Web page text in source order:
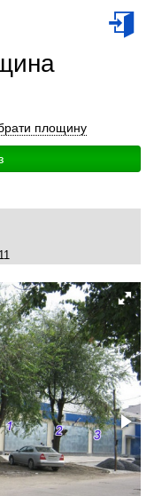
площину